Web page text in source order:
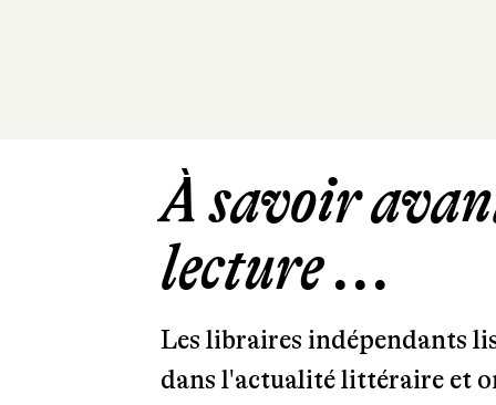
À savoir
lecture ...
Les libraires indépendants
dans l'actualité littéraire et